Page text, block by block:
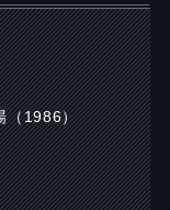
（1986）